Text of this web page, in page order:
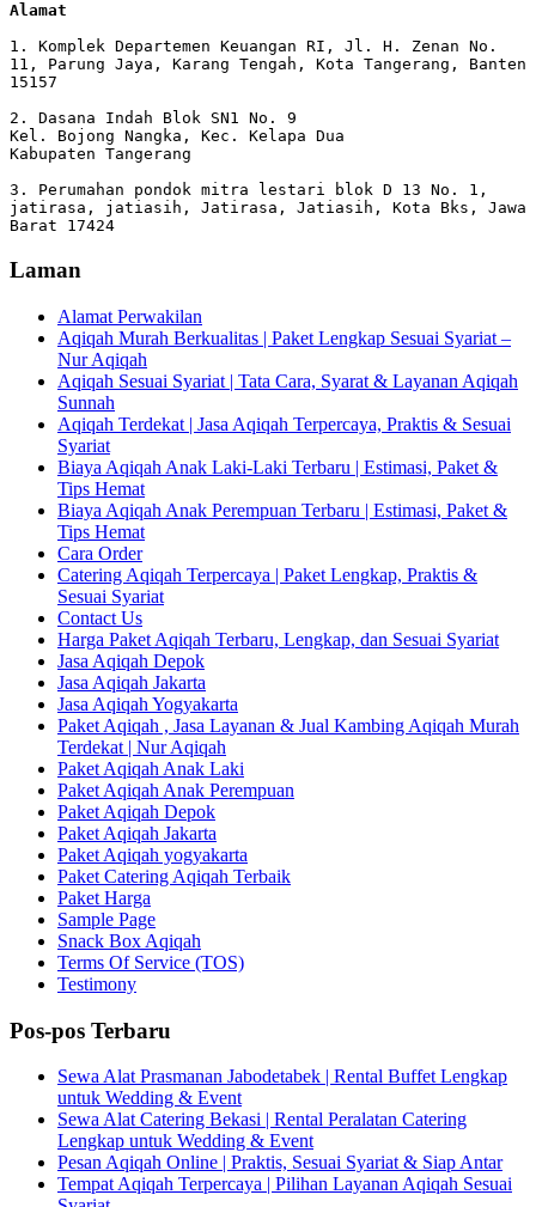
Alamat
1. Komplek Departemen Keuangan RI, Jl. H. Zenan No.
11, Parung Jaya, Karang Tengah, Kota Tangerang, Banten
15157
2. Dasana Indah Blok SN1 No. 9
Kel. Bojong Nangka, Kec. Kelapa Dua
Kabupaten Tangerang
3. Perumahan pondok mitra lestari blok D 13 No. 1,
jatirasa, jatiasih, Jatirasa, Jatiasih, Kota Bks, Jawa
Barat 17424
Laman
Alamat Perwakilan
Aqiqah Murah Berkualitas | Paket Lengkap Sesuai Syariat –
Nur Aqiqah
Aqiqah Sesuai Syariat | Tata Cara, Syarat & Layanan Aqiqah
Sunnah
Aqiqah Terdekat | Jasa Aqiqah Terpercaya, Praktis & Sesuai
Syariat
Biaya Aqiqah Anak Laki-Laki Terbaru | Estimasi, Paket &
Tips Hemat
Biaya Aqiqah Anak Perempuan Terbaru | Estimasi, Paket &
Tips Hemat
Cara Order
Catering Aqiqah Terpercaya | Paket Lengkap, Praktis &
Sesuai Syariat
Contact Us
Harga Paket Aqiqah Terbaru, Lengkap, dan Sesuai Syariat
Jasa Aqiqah Depok
Jasa Aqiqah Jakarta
Jasa Aqiqah Yogyakarta
Paket Aqiqah , Jasa Layanan & Jual Kambing Aqiqah Murah
Terdekat | Nur Aqiqah
Paket Aqiqah Anak Laki
Paket Aqiqah Anak Perempuan
Paket Aqiqah Depok
Paket Aqiqah Jakarta
Paket Aqiqah yogyakarta
Paket Catering Aqiqah Terbaik
Paket Harga
Sample Page
Snack Box Aqiqah
Terms Of Service (TOS)
Testimony
Pos-pos Terbaru
Sewa Alat Prasmanan Jabodetabek | Rental Buffet Lengkap
untuk Wedding & Event
Sewa Alat Catering Bekasi | Rental Peralatan Catering
Lengkap untuk Wedding & Event
Pesan Aqiqah Online | Praktis, Sesuai Syariat & Siap Antar
Tempat Aqiqah Terpercaya | Pilihan Layanan Aqiqah Sesuai